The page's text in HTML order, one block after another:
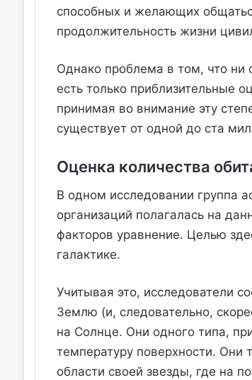
способных и желающих
продолжительность жизни
Однако проблема в том, что ни
есть только приблизительные
принимая во внимание эту
существует от одной до ста
Оценка количества
В одном исследовании группа
организаций полагалась на
факторов уравнение. Целью
галактике.
Учитывая это, исследователи
Землю (и, следовательно,
на Солнце. Они одного типа,
температуру поверхности.
области своей звезды, где на